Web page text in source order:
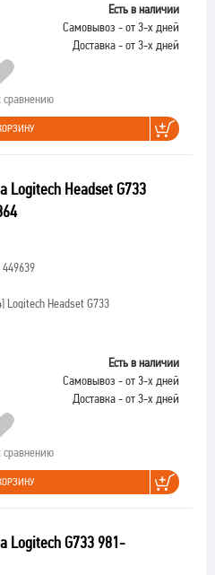
Есть в наличии
Самовывоз - от 3-х дней
Доставка - от 3-х дней
сравнению
Logitech Headset G733
449639
Logitech Headset G733
Есть в наличии
Самовывоз - от 3-х дней
Доставка - от 3-х дней
сравнению
Logitech G733 981-